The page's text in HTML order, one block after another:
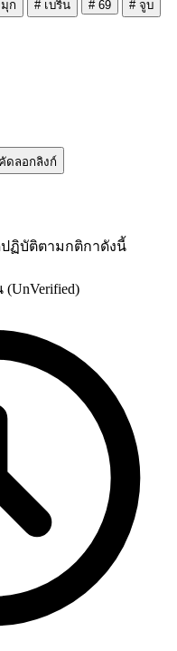
ก # เบริน # 69 # จูบ
คัดลอกลิงก์
ฏิบัติตามกติกาดังนี้